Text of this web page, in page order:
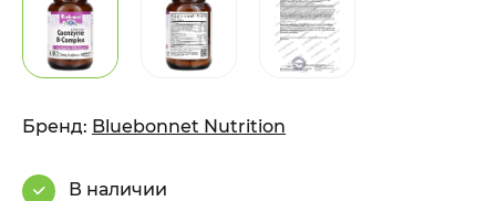
Бренд: Bluebonnet Nutrition
В наличии